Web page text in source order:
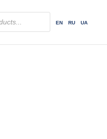
EN RU UA